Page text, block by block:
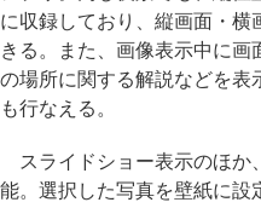
に収録しており、縦画面・横
きる。また、画像表示中に
の場所に関する解説などを表
も行なえる。
スライドショー表示のほか
能。選択した写真を壁紙に設